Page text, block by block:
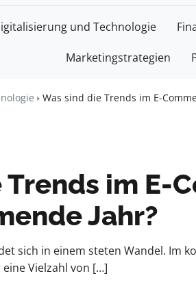
und Technologie
Marketingstrategien
Was sind die Trends im E-
im E-
Jahr?
sich in einem steten Wandel. Im
Vielzahl von […]